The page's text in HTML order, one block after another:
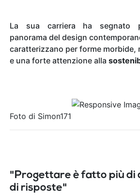
La sua carriera ha segnato
panorama del design
caratterizzano per forme morbide,
e una forte attenzione alla
Foto di Simon171​​​​​​
"Progettare è fatto più di
di risposte"